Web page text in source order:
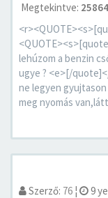
Megtekintve:
lehúzom a benzin
ugye ? <e>[/
ne legyen
meg nyomás
Szerző: 76 ¦ 9